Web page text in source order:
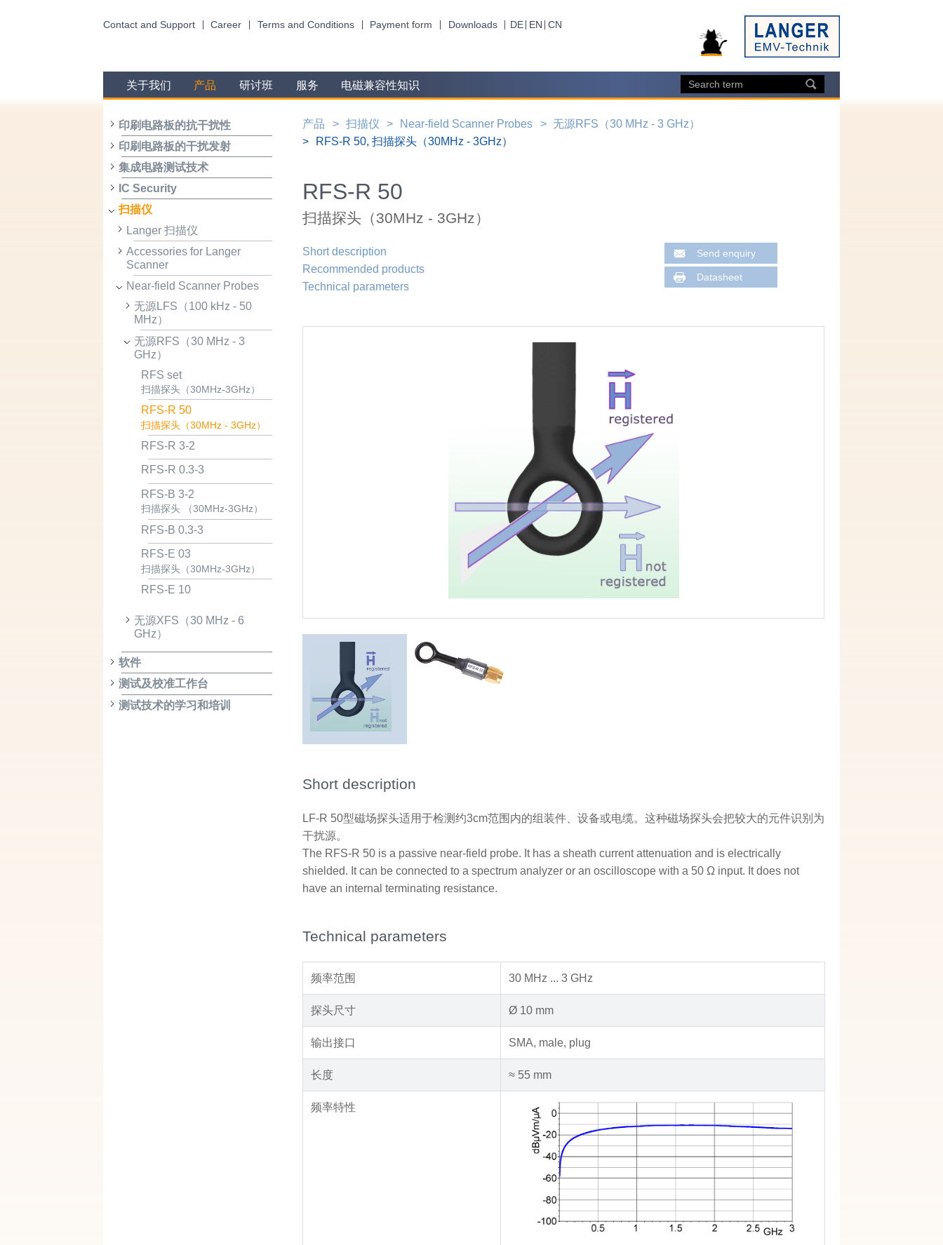
Contact and Support Career Terms and Conditions Payment form Downloads DE EN CN
关于我们 产品 研讨班 服务 电磁兼容性知识
印刷电路板的抗干扰性
印刷电路板的干扰发射
集成电路测试技术
IC Security
扫描仪
Langer 扫描仪
Accessories for Langer
Scanner
Near-field Scanner Probes
无源LFS（100 kHz - 50
MHz）
无源RFS（30 MHz - 3
GHz）
RFS set
扫描探头（30MHz-3GHz）
RFS-R 50
扫描探头（30MHz - 3GHz）
RFS-R 3-2
RFS-R 0.3-3
RFS-B 3-2
扫描探头 （30MHz-3GHz）
RFS-B 0.3-3
RFS-E 03
扫描探头（30MHz-3GHz）
RFS-E 10
无源XFS（30 MHz - 6
GHz）
软件
测试及校准工作台
测试技术的学习和培训
产品 扫描仪 Near-field Scanner Probes
无源RFS（30 MHz - 3 GHz）
RFS-R 50, 扫描探头（30MHz - 3GHz）
RFS-R 50
扫描探头（30MHz - 3GHz）
Short description
Recommended products
Technical parameters
Send enquiry
Datasheet
Short description
LF-R 50型磁场探头适用于检测约3cm范围内的组装件、设备或电缆。这种磁场探头会把较大的元件识别为
干扰源。
The RFS-R 50 is a passive near-field probe. It has a sheath current attenuation and is electrically
shielded. It can be connected to a spectrum analyzer or an oscilloscope with a 50 Ω input. It does not
have an internal terminating resistance.
Technical parameters
频率范围 30 MHz ... 3 GHz
探头尺寸 Ø 10 mm
输出接口 SMA, male, plug
长度 ≈ 55 mm
频率特性